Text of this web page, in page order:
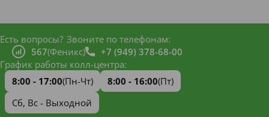
Есть вопросы? Звоните по телефонам:
567(Феникс)
+7 (949) 378-68-00
График работы колл-центра:
8:00 - 17:00(Пн-Чт) 8:00 - 16:00(Пт)
Сб, Вс - Выходной